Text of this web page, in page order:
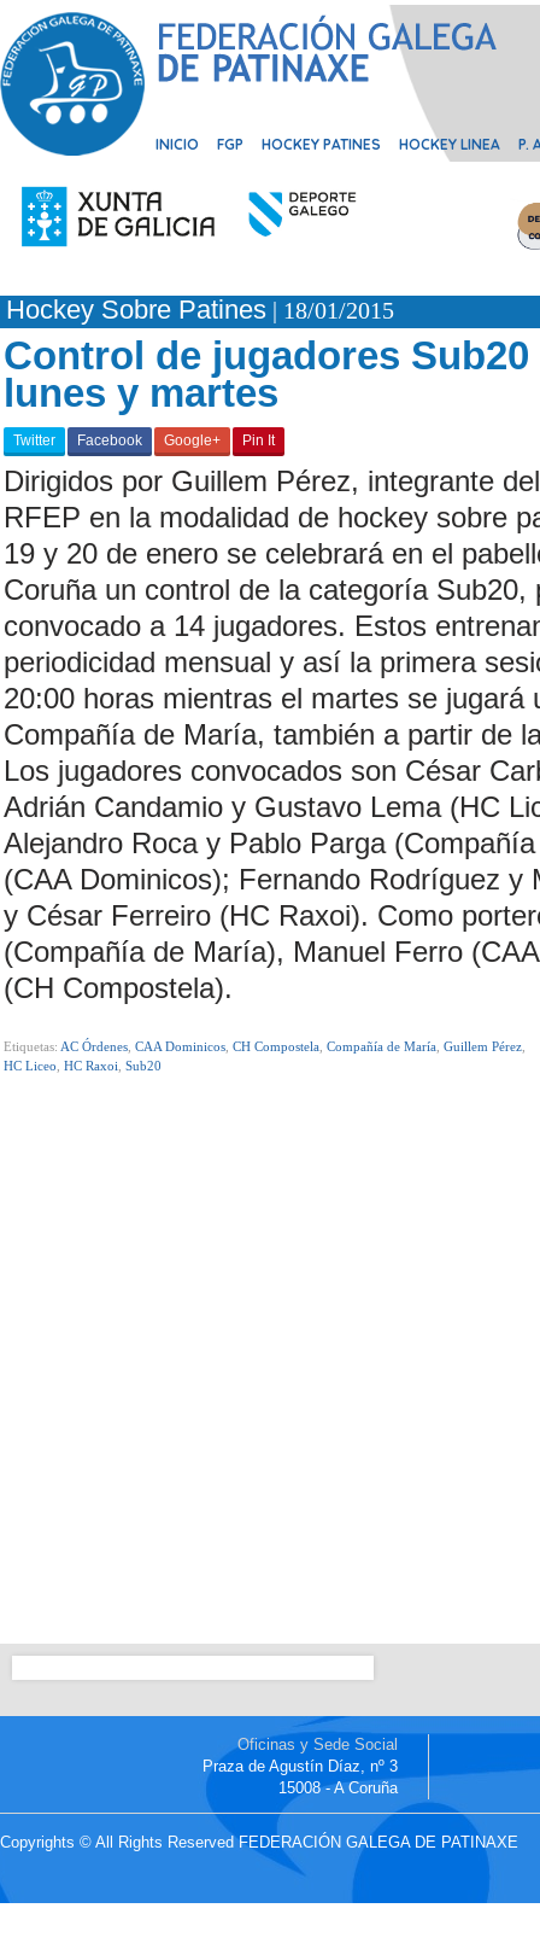
INICIO FGP HOCKEY PATINES HOCKEY LINEA P.
Hockey Sobre Patines | 18/01/2015
Control de jugadores
lunes y martes
Twitter Facebook Google+ Pin It
Dirigidos por Guillem Pérez, integrante
RFEP en la modalidad de hockey sobre
19 y 20 de enero se celebrará en el
Coruña un control de la categoría Sub20,
convocado a 14 jugadores. Estos
periodicidad mensual y así la primera
20:00 horas mientras el martes se jugará
Compañía de María, también a partir de
Los jugadores convocados son César
Adrián Candamio y Gustavo Lema (HC
Alejandro Roca y Pablo Parga
(CAA Dominicos); Fernando Rodríguez y
y César Ferreiro (HC Raxoi). Como
(Compañía de María), Manuel Ferro
(CH Compostela).
Etiquetas: AC Órdenes CAA Dominicos CH Compostela Compañía de María Guillem Pérez
HC Liceo HC Raxoi Sub20
Oficinas y Sede Social
Praza de Agustín Díaz, nº 3
15008 - A Coruña
Copyrights © All Rights Reserved FEDERACIÓN GALEGA DE PATINAXE